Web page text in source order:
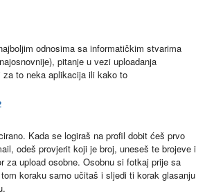
odnosima sa informatičkim stvarima
pitanje u vezi uploadanja
za to neka aplikacija ili kako to
Kada se logiraš na profil dobit ćeš prvo
odeš provjerit koji je broj, uneseš te brojeve i
za upload osobne. Osobnu si fotkaj prije sa
koraku samo učitaš i sljedi ti korak glasanju